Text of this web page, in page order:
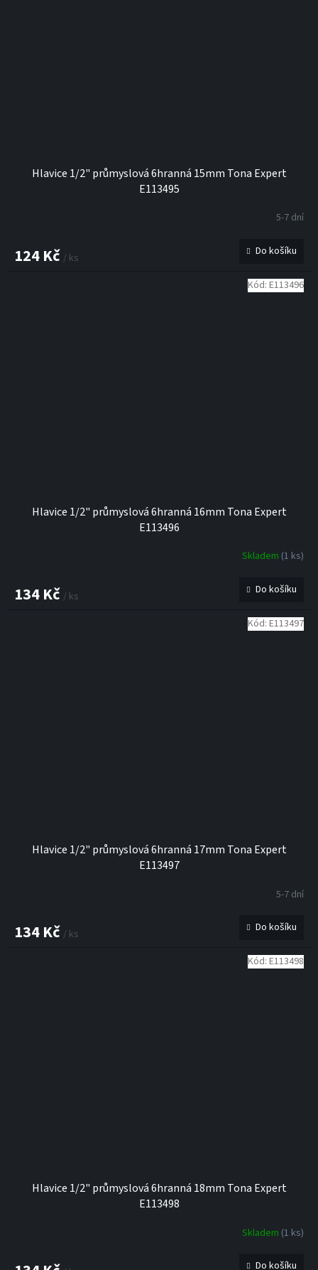
Hlavice 1/2" průmyslová 6hranná 15mm Tona Expert
E113495
5-7 dní
124 Kč / ks Do košíku
Hlavice 1/2" průmyslová 6hranná 16mm Tona Expert
E113496
Skladem (1 ks)
134 Kč / ks Do košíku
Kód: E113496
Hlavice 1/2" průmyslová 6hranná 17mm Tona Expert
E113497
5-7 dní
134 Kč / ks Do košíku
Kód: E113497
Hlavice 1/2" průmyslová 6hranná 18mm Tona Expert
E113498
Skladem (1 ks)
Do košíku
Kód: E113498